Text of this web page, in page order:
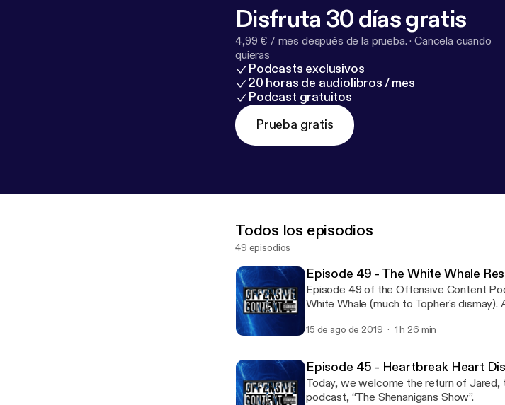
Disfruta 30 días gratis
4,99 € / mes después de la prueba. ·Cancela cuando
quieras
Podcasts exclusivos
20 horas de audiolibros / mes
Podcast gratuitos
Prueba gratis
Todos los episodios
49 episodios
Episode 49 - The White Whale
Episode 49 of the Offensive Content
White Whale (much to Topher's
15 de ago de 2019 1 h 26 min
Episode 45 - Heartbreak Heart
Today, we welcome the return of Jared,
podcast, “The Shenanigans Show”.